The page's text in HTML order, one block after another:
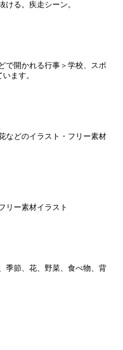
る。疾走シーン。
で開かれる行事＞学校、スポ
ます。
などのイラスト・フリー素材
リー素材イラスト
季節、花、野菜、食べ物、背